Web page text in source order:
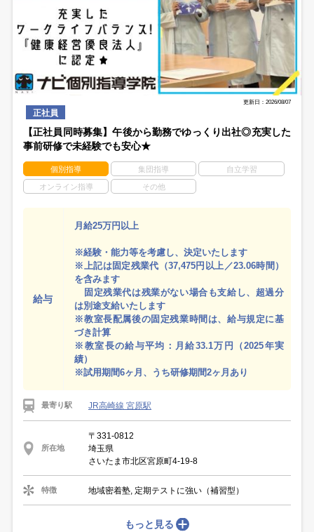
更新日：2026/08/07
正社員
【正社員同時募集】午後から勤務でゆっくり出社◎充実した
事前研修で未経験でも安心★
個別指導 集団指導 自立学習
オンライン指導 その他
給与
月給25万円以上
※経験・能力等を考慮し、決定いたします
※上記は固定残業代（37,475円以上／23.06時間）
を含みます
固定残業代は残業がない場合も支給し、超過分
は別途支給いたします
※教室長配属後の固定残業時間は、給与規定に基
づき計算
※教室長の給与平均：月給33.1万円（2025年実
績）
※試用期間6ヶ月、うち研修期間2ヶ月あり
最寄り駅 JR高崎線 宮原駅
所在地
〒331-0812
埼玉県
さいたま市北区宮原町4-19-8
特徴 地域密着塾, 定期テストに強い（補習型）
もっと見る